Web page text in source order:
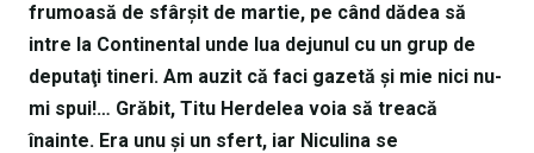
frumoasă de sfârşit de martie, pe când dădea să
intre la Continental unde lua dejunul cu un grup de
deputaţi tineri. Am auzit că faci gazetă şi mie nici nu-
mi spui!… Grăbit, Titu Herdelea voia să treacă
înainte. Era unu şi un sfert, iar Niculina se